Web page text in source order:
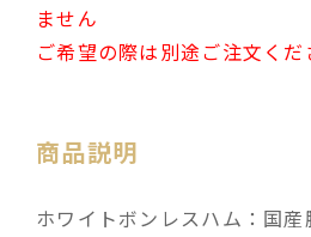
ません
ご希望の際は別途ご注文くだ
商品説明
ホワイトボンレスハム：国